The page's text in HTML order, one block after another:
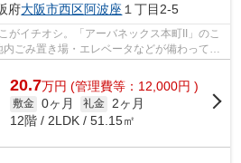
府大阪市西区阿波座 １丁目2-5
がイチオシ。「アーバネックス本町II」のこ
ごみ置き場・エレベータなどが備わってお
とデ...
20.7万円 (管理費等：12,000円 )
敷金 0ヶ月 礼金 2ヶ月
12階 / 2LDK / 51.15㎡